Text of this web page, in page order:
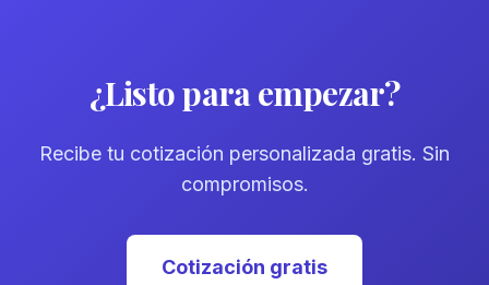
¿Listo para empezar?
Recibe tu cotización personalizada gratis. Sin
compromisos.
Cotización gratis